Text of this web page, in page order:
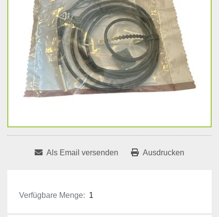
Als Email versenden Ausdrucken
Verfügbare Menge: 1